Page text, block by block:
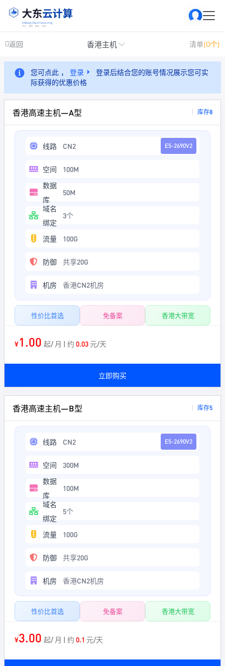
返回 香港主机 清单(0个)
您可点此 ， 登录
登录后结合您的账号情况展示您可实
际获得的优惠价格
香港高速主机—A型 库存8
线路 CN2 E5-2690V2
空间
100M
数据
库
50M
域名
绑定
3个
流量 100G
防御 共享20G
机房 香港CN2机房
性价比首选 免备案 香港大带宽
¥1.00 起/ 月 | 约 0.03元/天
立即购买
香港高速主机—B型 库存5
线路 CN2 E5-2690V2
空间
300M
数据
库
100M
域名
绑定
5个
流量 100G
防御 共享20G
机房 香港CN2机房
性价比首选 免备案 香港大带宽
¥3.00 起/ 月 | 约 0.1 元/天